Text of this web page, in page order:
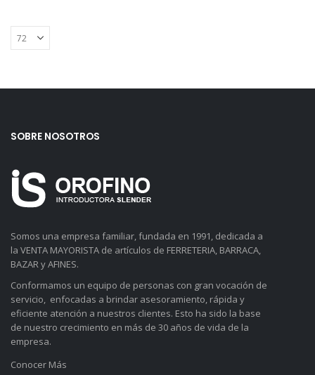
SOBRE NOSOTROS
Somos una empresa familiar, fundada en 1991, dedicada a
la VENTA MAYORISTA de artículos de FERRETERIA, BARRACA,
BAZAR y AFINES.
Conformamos un equipo de personas con gran vocación de
servicio, enfocadas a brindar asesoramiento, rápida y
eficiente atención a nuestros clientes. Esto ha sido la base
de nuestro crecimiento en más de 30 años de vida de la
empresa.
Conocer Más